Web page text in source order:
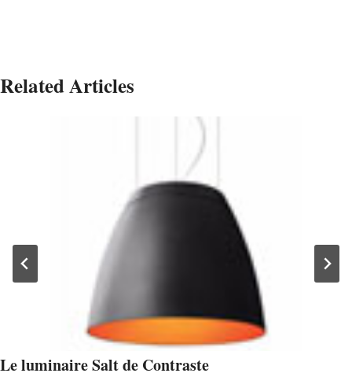
Related Articles
Le luminaire Salt de Contraste